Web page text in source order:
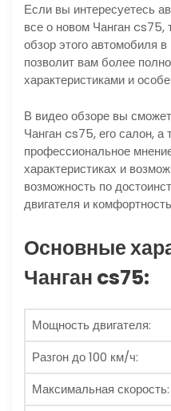
Если вы интересуетесь
все о новом Чанган cs75,
обзор этого автомобиля
позволит вам более
характеристиками и
В видео обзоре вы
Чанган cs75, его салон,
профессиональное
характеристиках и
возможность по
двигателя и
Основные
Чанган cs75:
Мощность двигателя:
Разгон до 100 км/ч:
Максимальная скорость: